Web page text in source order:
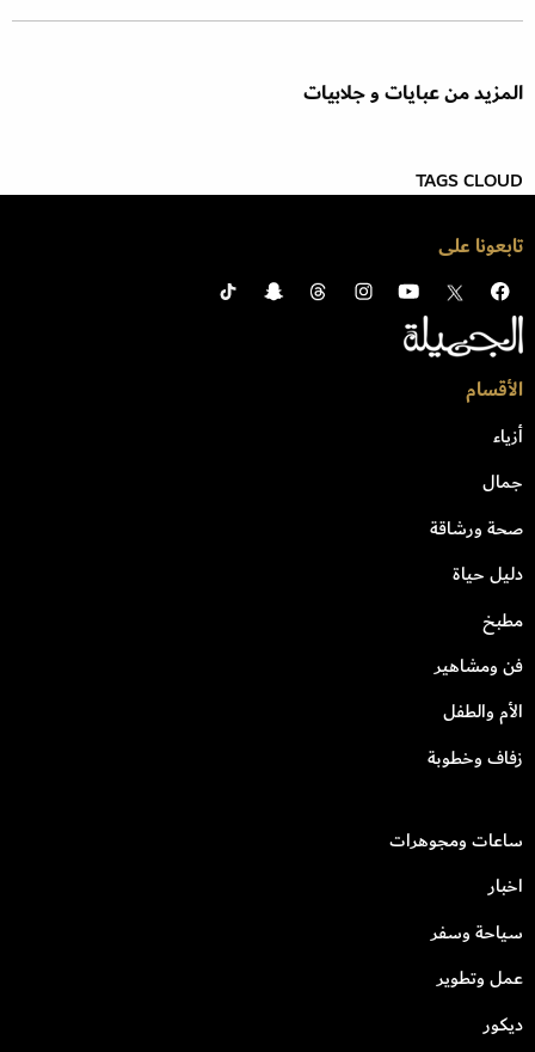
المزيد من عبايات و جلابيات
TAGS CLOUD
تابعونا على
الأقسام
أزياء
جمال
صحة ورشاقة
دليل حياة
مطبخ
فن ومشاهير
الأم والطفل
زفاف وخطوبة
ساعات ومجوهرات
اخبار
سياحة وسفر
عمل وتطوير
ديكور